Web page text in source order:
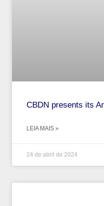
CBDN presents its
LEIA MAIS »
24 de abril de 2024